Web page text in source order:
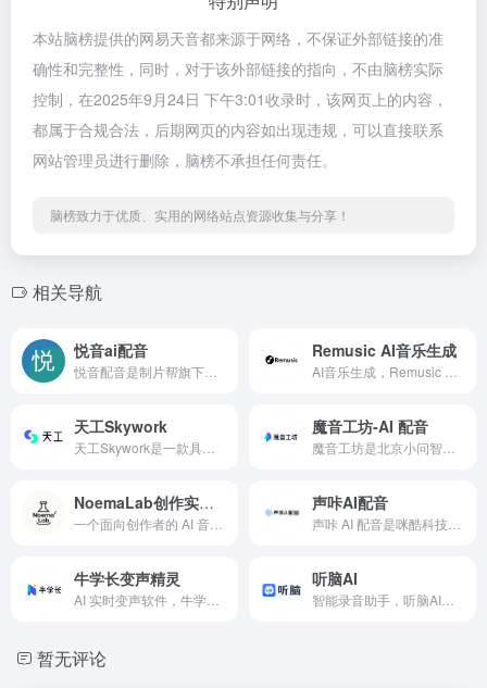
本站脑榜提供的网易天音都来源于网络，不保证外部链接的准
确性和完整性，同时，对于该外部链接的指向，不由脑榜实际
控制，在2025年9月24日 下午3:01收录时，该网页上的内容，
都属于合规合法，后期网页的内容如出现违规，可以直接联系
网站管理员进行删除，脑榜不承担任何责任。
脑榜致力于优质、实用的网络站点资源收集与分享！
相关导航
悦音ai配音 Remusic AI音乐生成
天工Skywork 魔音工坊-AI 配音
NoemaLab创作实验室 声咔AI配音
牛学长变声精灵 听脑AI
暂无评论